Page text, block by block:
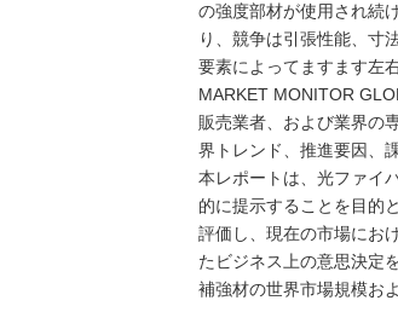
の強度部材が使用され続
り、競争は引張性能、寸
要素によってますます左
MARKET MONITOR
販売業者、および業界の
界トレンド、推進要因、
本レポートは、光ファイ
的に提示することを目的
評価し、現在の市場にお
たビジネス上の意思決定
補強材の世界市場規模お